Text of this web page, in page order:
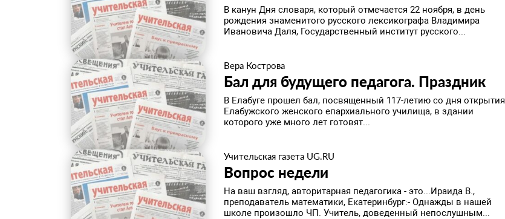
В канун Дня словаря, который отмечается 22 ноября, в день
рождения знаменитого русского лексикографа Владимира
Ивановича Даля, Государственный институт русского...
Вера Кострова
Бал для будущего педагога. Праздник
В Елабуге прошел бал, посвященный 117-летию со дня открытия
Елабужского женского епархиального училища, в здании
которого уже много лет готовят...
Учительская газета UG.RU
Вопрос недели
На ваш взгляд, авторитарная педагогика - это...Ираида В.,
преподаватель математики, Екатеринбург:- Однажды в нашей
школе произошло ЧП. Учитель, доведенный непослушным...